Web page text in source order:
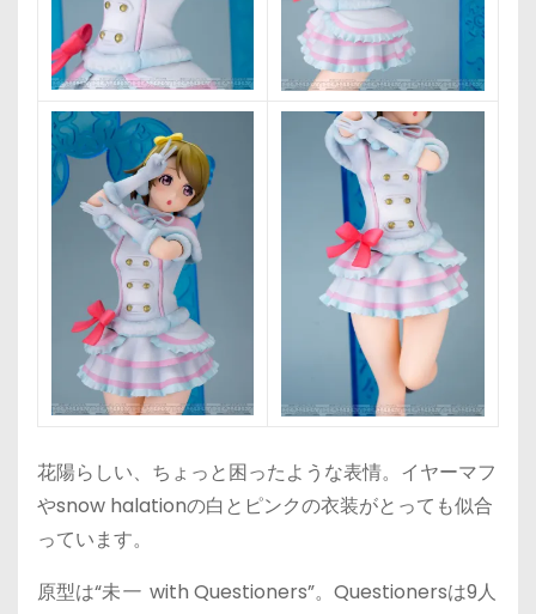
花陽らしい、ちょっと困ったような表情。イヤーマフ
やsnow halationの白とピンクの衣装がとっても似合
っています。
原型は“未一with Questioners”。Questionersは9人